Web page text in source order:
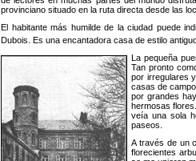
provinciano situado en la ruta directa desde las
El habitante más humilde de la ciudad puede
Dubois. Es una encantadora casa de estilo
La pequeña
Tan pronto
por irregulares
casas de
por grandes
hermosas
veía una sola
paseos.
A través de un
florecientes